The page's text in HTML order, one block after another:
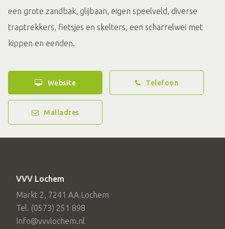
een grote zandbak, glijbaan, eigen speelveld, diverse
traptrekkers, fietsjes en skelters, een scharrelwei met
kippen en eenden.
Website Telefoon
Mailadres
VVV Lochem
Markt 2, 7241 AA Lochem
Tel. (0573) 251 898
Info@vvvlochem.nl